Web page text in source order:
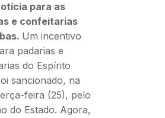
para as
e confeitarias
Um incentivo
padarias e
do Espírito
sancionado, na
feira (25), pelo
do Estado. Agora,